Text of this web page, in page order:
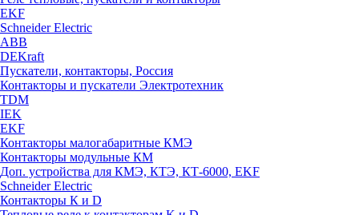
EKF
Schneider Electric
ABB
DEKraft
Пускатели, контакторы, Россия
Контакторы и пускатели Электротехник
TDM
IEK
EKF
Контакторы малогабаритные КМЭ
Контакторы модульные КМ
Доп. устройства для КМЭ, КТЭ, КТ-6000, EKF
Schneider Electric
Контакторы К и D